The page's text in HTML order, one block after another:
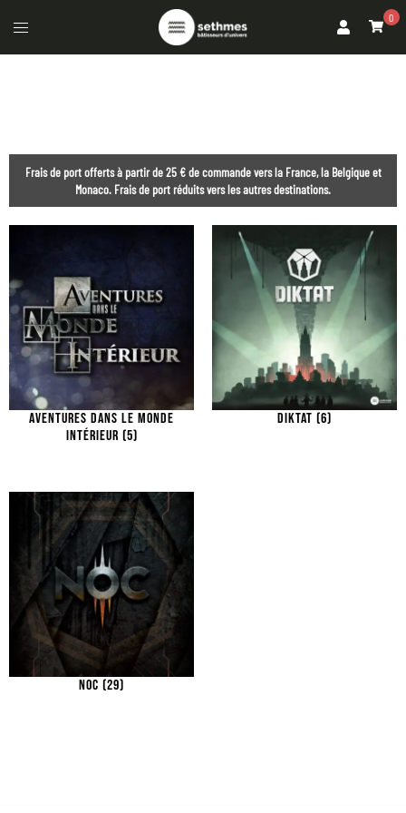
0
Frais de port offerts à partir de 25 € de commande vers la France, la Belgique et
Monaco. Frais de port réduits vers les autres destinations.
AVENTURES DANS LE MONDE
INTÉRIEUR (5)
DIKTAT (6)
NOC (29)